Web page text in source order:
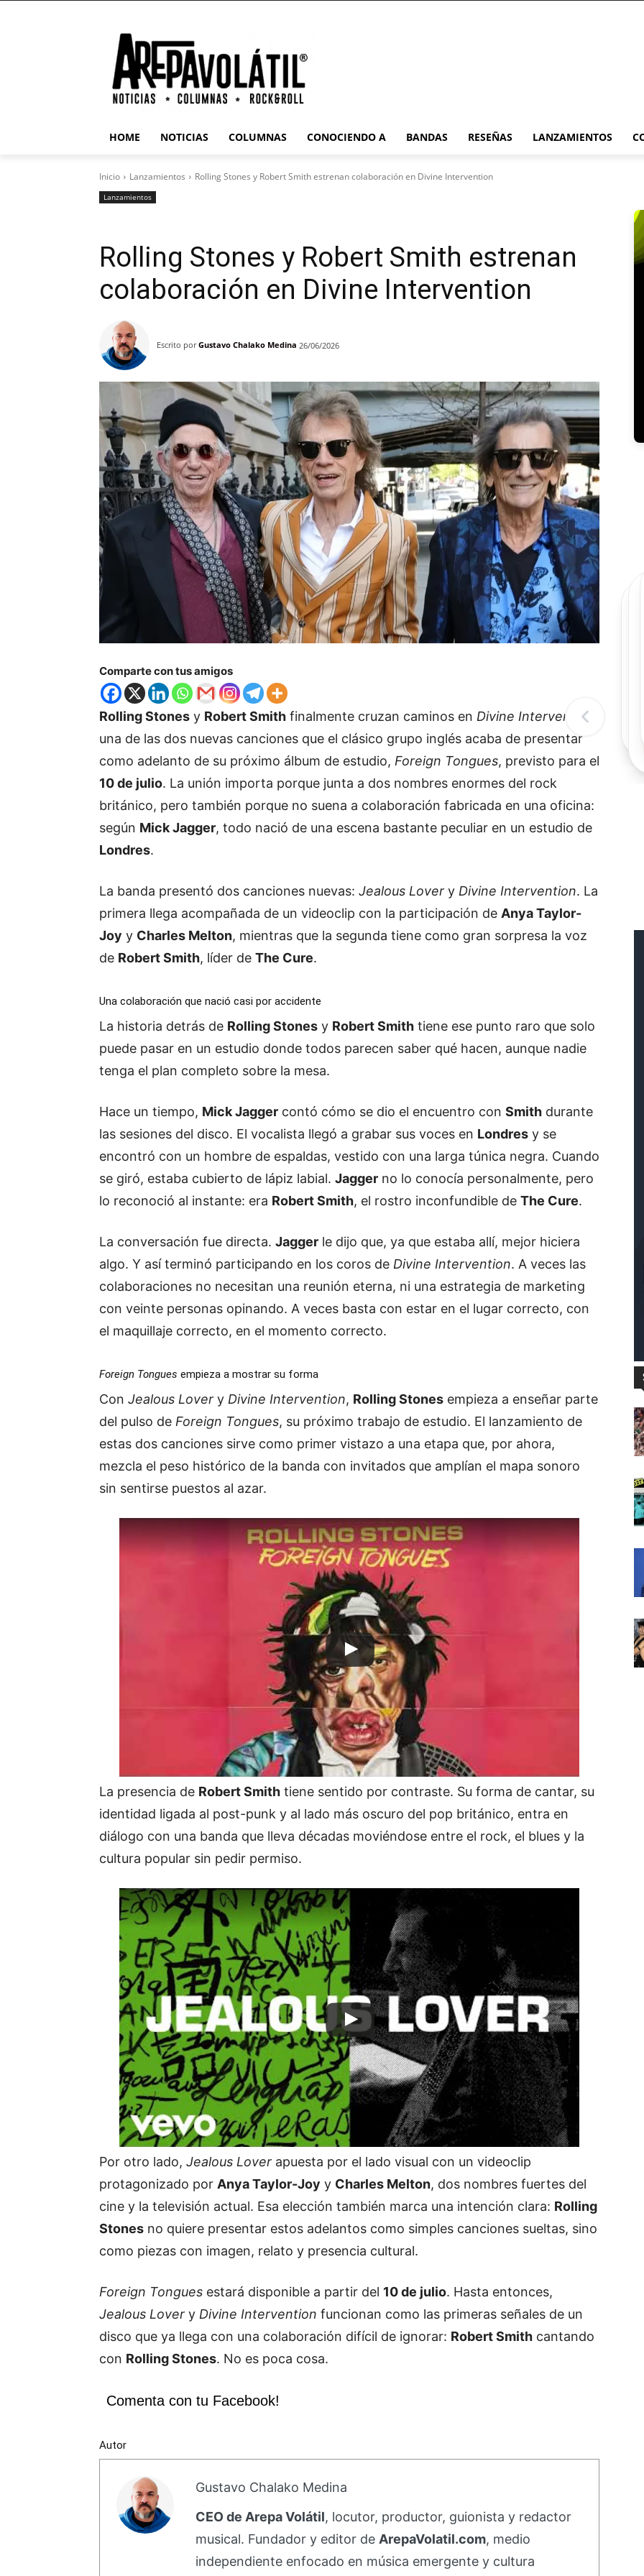
HOME NOTICIAS COLUMNAS CONOCIENDO A BANDAS RESEÑAS LANZAMIENTOS
Inicio Lanzamientos Rolling Stones y Robert Smith estrenan colaboración en Divine Intervention
Lanzamientos
Rolling Stones y Robert Smith estrenan
colaboración en Divine Intervention
Escrito por Gustavo Chalako Medina 26/06/2026
Comparte con tus amigos
Rolling Stones y Robert Smith finalmente cruzan caminos en Divine Intervention
una de las dos nuevas canciones que el clásico grupo inglés acaba de presentar
como adelanto de su próximo álbum de estudio, Foreign Tongues, previsto para el
10 de julio. La unión importa porque junta a dos nombres enormes del rock
británico, pero también porque no suena a colaboración fabricada en una oficina:
según Mick Jagger, todo nació de una escena bastante peculiar en un estudio de
Londres.
La banda presentó dos canciones nuevas: Jealous Lover y Divine Intervention. La
primera llega acompañada de un videoclip con la participación de Anya Taylor-
Joy y Charles Melton, mientras que la segunda tiene como gran sorpresa la voz
de Robert Smith, líder de The Cure.
Una colaboración que nació casi por accidente
La historia detrás de Rolling Stones y Robert Smith tiene ese punto raro que solo
puede pasar en un estudio donde todos parecen saber qué hacen, aunque nadie
tenga el plan completo sobre la mesa.
Hace un tiempo, Mick Jagger contó cómo se dio el encuentro con Smith durante
las sesiones del disco. El vocalista llegó a grabar sus voces en Londres y se
encontró con un hombre de espaldas, vestido con una larga túnica negra. Cuando
se giró, estaba cubierto de lápiz labial. Jagger no lo conocía personalmente, pero
lo reconoció al instante: era Robert Smith, el rostro inconfundible de The Cure.
La conversación fue directa. Jagger le dijo que, ya que estaba allí, mejor hiciera
algo. Y así terminó participando en los coros de Divine Intervention. A veces las
colaboraciones no necesitan una reunión eterna, ni una estrategia de marketing
con veinte personas opinando. A veces basta con estar en el lugar correcto, con
el maquillaje correcto, en el momento correcto.
Foreign Tongues empieza a mostrar su forma
Con Jealous Lover y Divine Intervention, Rolling Stones empieza a enseñar parte
del pulso de Foreign Tongues, su próximo trabajo de estudio. El lanzamiento de
estas dos canciones sirve como primer vistazo a una etapa que, por ahora,
mezcla el peso histórico de la banda con invitados que amplían el mapa sonoro
sin sentirse puestos al azar.
La presencia de Robert Smith tiene sentido por contraste. Su forma de cantar, su
identidad ligada al post-punk y al lado más oscuro del pop británico, entra en
diálogo con una banda que lleva décadas moviéndose entre el rock, el blues y la
cultura popular sin pedir permiso.
Por otro lado, Jealous Lover apuesta por el lado visual con un videoclip
protagonizado por Anya Taylor-Joy y Charles Melton, dos nombres fuertes del
cine y la televisión actual. Esa elección también marca una intención clara: Rolling
Stones no quiere presentar estos adelantos como simples canciones sueltas, sino
como piezas con imagen, relato y presencia cultural.
Foreign Tongues estará disponible a partir del 10 de julio. Hasta entonces,
Jealous Lover y Divine Intervention funcionan como las primeras señales de un
disco que ya llega con una colaboración difícil de ignorar: Robert Smith cantando
con Rolling Stones. No es poca cosa.
Comenta con tu Facebook!
Autor
Gustavo Chalako Medina
CEO de Arepa Volátil, locutor, productor, guionista y redactor
musical. Fundador y editor de ArepaVolatil.com, medio
independiente enfocado en música emergente y cultura